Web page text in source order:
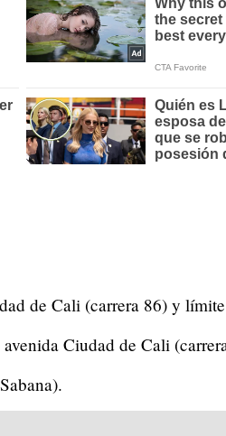
de Cali (carrera 86) y
Ciudad de Cali